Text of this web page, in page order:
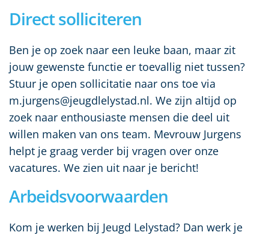
Direct solliciteren
Ben je op zoek naar een leuke baan, maar zit
jouw gewenste functie er toevallig niet tussen?
Stuur je open sollicitatie naar ons toe via
m.jurgens@jeugdlelystad.nl. We zijn altijd op
zoek naar enthousiaste mensen die deel uit
willen maken van ons team. Mevrouw Jurgens
helpt je graag verder bij vragen over onze
vacatures. We zien uit naar je bericht!
Arbeidsvoorwaarden
Kom je werken bij Jeugd Lelystad? Dan werk je